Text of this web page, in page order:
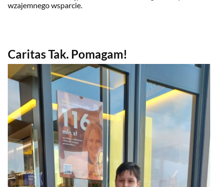
wzajemnego wsparcie.
Caritas Tak. Pomagam!